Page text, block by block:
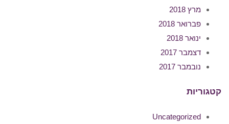
מרץ 2018
פברואר 2018
ינואר 2018
דצמבר 2017
נובמבר 2017
קטגוריות
Uncategorized